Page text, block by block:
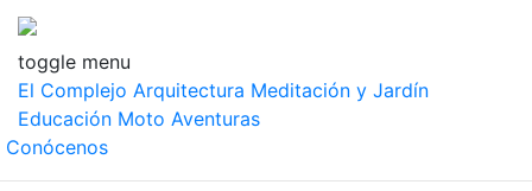
toggle menu
El Complejo Arquitectura Meditación y Jardín
Educación Moto Aventuras
Conócenos